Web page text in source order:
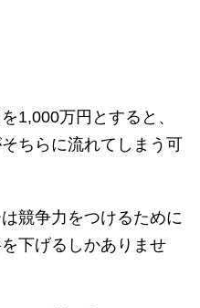
1,000万円とすると、
ちらに流れてしまう可
競争力をつけるために
下げるしかありませ